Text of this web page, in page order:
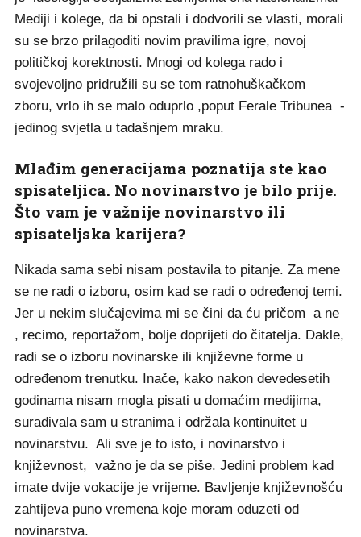
Mediji i kolege, da bi opstali i dodvorili se vlasti, morali
su se brzo prilagoditi novim pravilima igre, novoj
političkoj korektnosti. Mnogi od kolega rado i
svojevoljno pridružili su se tom ratnohuškačkom
zboru, vrlo ih se malo oduprlo ,poput Ferale Tribunea -
jedinog svjetla u tadašnjem mraku.
Mlađim generacijama poznatija ste kao
spisateljica. No novinarstvo je bilo prije.
Što vam je važnije novinarstvo ili
spisateljska karijera?
Nikada sama sebi nisam postavila to pitanje. Za mene
se ne radi o izboru, osim kad se radi o određenoj temi.
Jer u nekim slučajevima mi se čini da ću pričom a ne
, recimo, reportažom, bolje doprijeti do čitatelja. Dakle,
radi se o izboru novinarske ili književne forme u
određenom trenutku. Inače, kako nakon devedesetih
godinama nisam mogla pisati u domaćim medijima,
surađivala sam u stranima i održala kontinuitet u
novinarstvu. Ali sve je to isto, i novinarstvo i
književnost, važno je da se piše. Jedini problem kad
imate dvije vokacije je vrijeme. Bavljenje književnošću
zahtijeva puno vremena koje moram oduzeti od
novinarstva.